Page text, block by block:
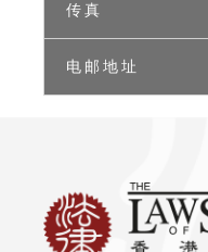
传 真
电 邮 地 址